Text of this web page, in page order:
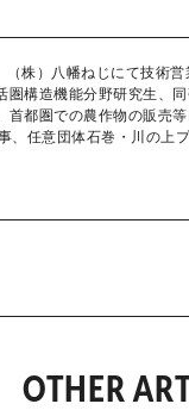
株）八幡ねじにて技術
圏構造機能分野研究生、
首都圏での農作物の販売
、任意団体石巻・川の上
OTHER